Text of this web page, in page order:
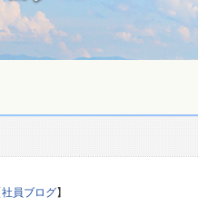
社員ブログ】